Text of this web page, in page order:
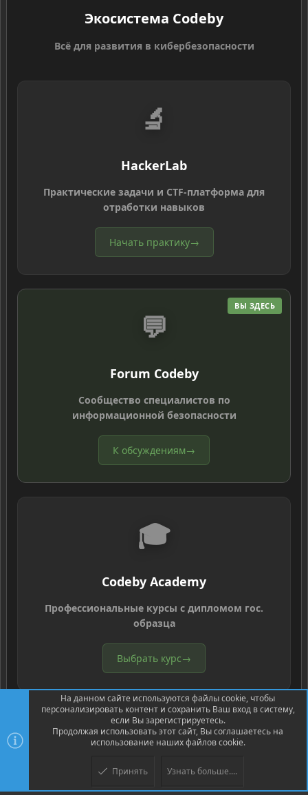
Экосистема Codeby
Всё для развития в кибербезопасности
🔬
HackerLab
Практические задачи и CTF-платформа для
отработки навыков
Начать практику→
ВЫ ЗДЕСЬ
💬
Forum Codeby
Сообщество специалистов по
информационной безопасности
К обсуждениям→
🎓
Codeby Academy
Профессиональные курсы с дипломом гос.
образца
Выбрать курс→
Community platform by XenForo ® © 2010-2026 XenForo Ltd.
© Jason Axelrod of 8WAYRUN
На данном сайте используются файлы cookie, чтобы
персонализировать контент и сохранить Ваш вход в систему,
если Вы зарегистрируетесь.
Продолжая использовать этот сайт, Вы соглашаетесь на
использование наших файлов cookie.
Принять Узнать больше....